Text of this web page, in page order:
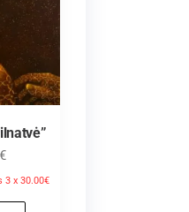
€
x 30.00€